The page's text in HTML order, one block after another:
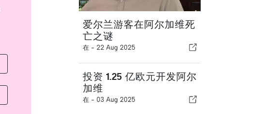
爱尔兰游客在阿尔加维死
亡之谜
在 - 22 Aug 2025
投资 1.25 亿欧元开发阿尔
加维
在 - 03 Aug 2025